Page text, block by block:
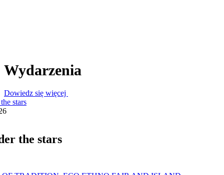
Wydarzenia
Dowiedz się więcej
the stars